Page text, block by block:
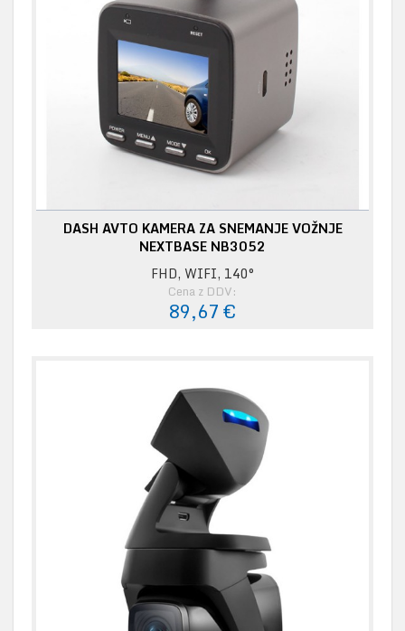
DASH AVTO KAMERA ZA SNEMANJE VOŽNJE
NEXTBASE NB3052
FHD, WIFI, 140°
Cena z DDV:
89,67 €